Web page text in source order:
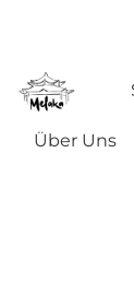
Über Uns